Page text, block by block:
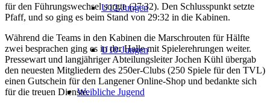
U12-Jungen
U10-Jungen
Weibliche Jugend
für den Führungswechsel sorgte (27:32). Den Schlusspunkt setzte
Pfaff, und so ging es beim Stand von 29:32 in die Kabinen.
Während die Teams in den Kabinen die Marschrouten für Hälfte
zwei besprachen ging es in der Halle mit Spielerehrungen weiter.
Pressewart und langjähriger Abteilungsleiter Jochen Kühl übergab
den neuesten Mitgliedern des 250er-Clubs (250 Spiele für den TVL)
einen Gutschein für den Langener Online-Shop und bedankte sich
für die treuen Dienste.